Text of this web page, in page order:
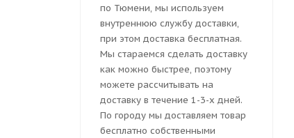
по Тюмени, мы используем
внутреннюю службу доставки,
при этом доставка бесплатная.
Мы стараемся сделать доставку
как можно быстрее, поэтому
можете рассчитывать на
доставку в течение 1-3-х дней.
По городу мы доставляем товар
бесплатно собственными